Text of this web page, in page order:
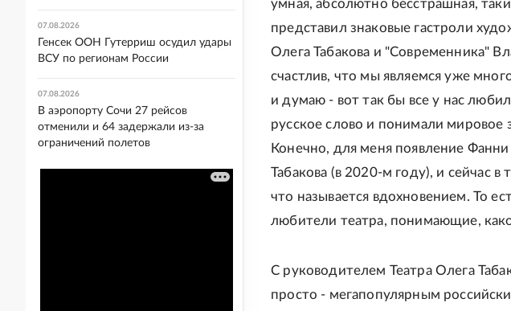
умная, абсолютно бесстрашная,
представил знаковые гастроли
Олега Табакова и "Современника"
счастлив, что мы являемся уже
и думаю - вот так бы все у нас
русское слово и понимали мировое
Конечно, для меня появление
Табакова (в 2020-м году), и сейчас в
что называется вдохновением. То
любители театра, понимающие,
С руководителем Театра Олега
просто - мегапопулярным
07.08.2026
Генсек ООН Гутерриш осудил удары
ВСУ по регионам России
07.08.2026
В аэропорту Сочи 27 рейсов
отменили и 64 задержали из-за
ограничений полетов